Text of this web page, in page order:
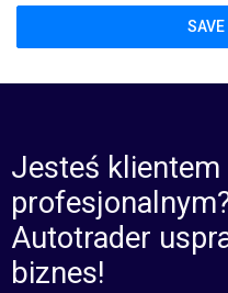
Jesteś klientem
Autotrader
biznes!